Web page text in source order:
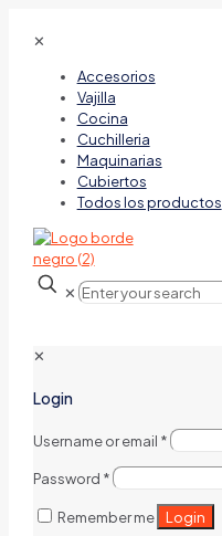
✕
Accesorios
Vajilla
Cocina
Cuchilleria
Maquinarias
Cubiertos
Todos los productos
✕
✕
Login
Username or email *
Password *
Remember me Login